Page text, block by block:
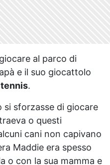
al parco di
e il suo giocattolo
.
si sforzasse di giocare
o questi
cani non capivano
Maddie era spesso
o con la sua mamma e